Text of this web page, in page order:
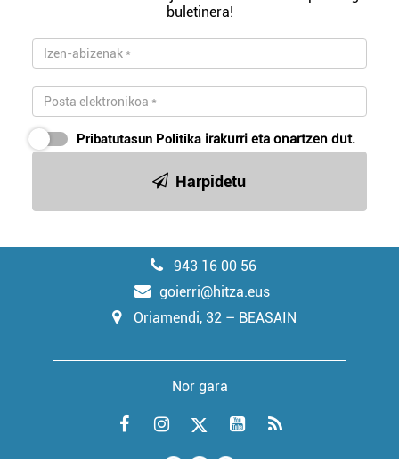
buletinera!
Pribatutasun Politika irakurri eta onartzen dut.
Harpidetu
943 16 00 56
goierri@hitza.eus
Oriamendi, 32 – BEASAIN
Nor gara